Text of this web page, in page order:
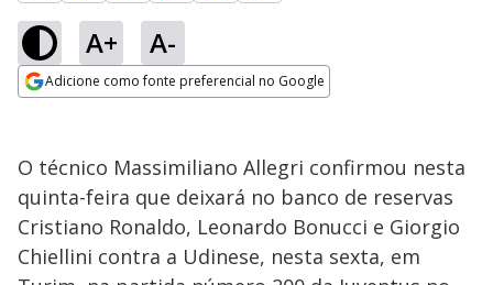
A+ A-
Adicione como fonte preferencial no Google
O técnico Massimiliano Allegri confirmou nesta
quinta-feira que deixará no banco de reservas
Cristiano Ronaldo, Leonardo Bonucci e Giorgio
Chiellini contra a Udinese, nesta sexta, em